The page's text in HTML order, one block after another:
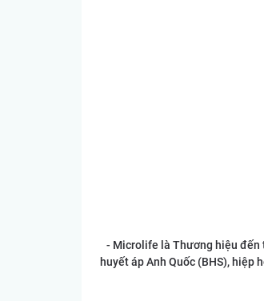
- Microlife là Thương hiệu đến
huyết áp Anh Quốc (BHS), hiệp